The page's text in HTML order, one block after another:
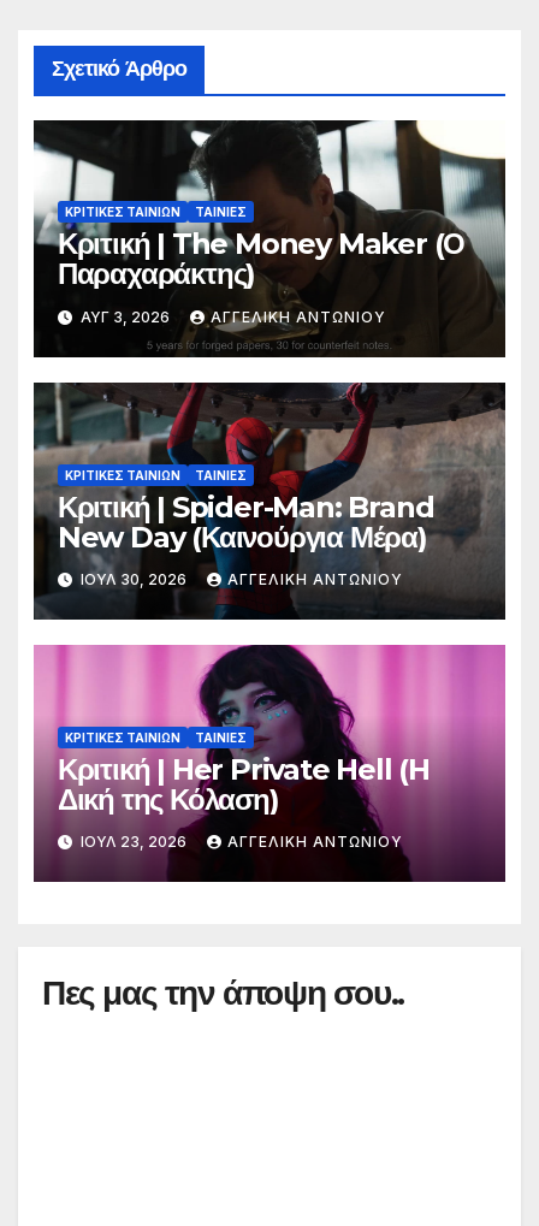
Σχετικό Άρθρο
ΚΡΙΤΙΚΕΣ ΤΑΙΝΙΩΝ ΤΑΙΝΙΕΣ
Κριτική | The Money Maker (Ο
Παραχαράκτης)
ΑΥΓ 3, 2026 ΑΓΓΕΛΙΚΉ ΑΝΤΩΝΊΟΥ
ΚΡΙΤΙΚΕΣ ΤΑΙΝΙΩΝ ΤΑΙΝΙΕΣ
Κριτική | Spider-Man: Brand
New Day (Καινούργια Μέρα)
ΙΟΎΛ 30, 2026 ΑΓΓΕΛΙΚΉ ΑΝΤΩΝΊΟΥ
ΚΡΙΤΙΚΕΣ ΤΑΙΝΙΩΝ ΤΑΙΝΙΕΣ
Κριτική | Her Private Hell (H
Δική της Κόλαση)
ΙΟΎΛ 23, 2026 ΑΓΓΕΛΙΚΉ ΑΝΤΩΝΊΟΥ
Πες μας την άποψη σου..